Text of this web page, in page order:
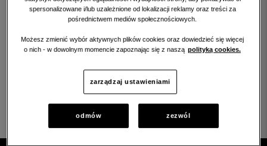
Niestety, wybrany dealer nie ma
obecnie żadnych ofert w tej kategorii.
Wróć na stronę główną.
wróć na stronę główną
spersonalizowane i/lub uzależnione od lokalizacji reklamy oraz treści za
pośrednictwem mediów społecznościowych.
Możesz zmienić wybór aktywnych plików cookies oraz dowiedzieć się więcej
o nich - w dowolnym momencie zapoznając się z naszą polityką cookies.
zarządzaj ustawieniami
odmów zezwól